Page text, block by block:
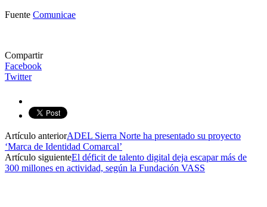
Fuente Comunicae
Compartir
Facebook
Twitter
Artículo anteriorADEL Sierra Norte ha presentado su proyecto
‘Marca de Identidad Comarcal’
Artículo siguienteEl déficit de talento digital deja escapar más de
300 millones en actividad, según la Fundación VASS